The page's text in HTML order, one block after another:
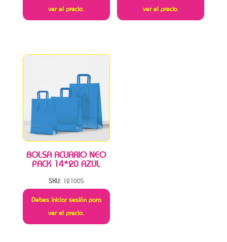
ver el precio.
ver el precio.
BOLSA ACUARIO NEO
PACK 14*20 AZUL
SKU: 121005
Debes iniciar sesión para
ver el precio.